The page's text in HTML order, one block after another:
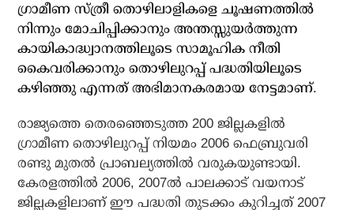
ഗ്രാമീണ സ്ത്രീ തൊഴിലാളികളെ ചൂഷണത്തില്‍
നിന്നും മോചിപ്പിക്കാനും അന്തസ്സുയര്‍ത്തുന്ന
കായികാദ്ധ്വാനത്തിലൂടെ സാമൂഹിക നീതി
കൈവരിക്കാനും തൊഴിലുറപ്പ് പദ്ധതിയിലൂടെ
കഴിഞ്ഞു എന്നത് അഭിമാനകരമായ നേട്ടമാണ്.
രാജ്യത്തെ തെരഞ്ഞെടുത്ത 200 ജില്ലകളില്‍
ഗ്രാമീണ തൊഴിലുറപ്പ് നിയമം 2006 ഫെബ്രുവരി
രണ്ടു മുതല്‍ പ്രാബല്യത്തില്‍ വരുകയുണ്ടായി.
കേരളത്തില്‍ 2006, 2007ല്‍ പാലക്കാട് വയനാട്
ജില്ലകളിലാണ് ഈ പദ്ധതി തുടക്കം കുറിച്ചത് 2007